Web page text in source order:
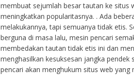
membuat sejumlah besar tautan ke situs
meningkatkan popularitasnya. . Ada
melakukannya, tapi semuanya tidak etis.
berguna di masa lalu, mesin pencari
membedakan tautan tidak etis ini dan
menghasilkan kesuksesan jangka pendek
pencari akan menghukum situs web yang